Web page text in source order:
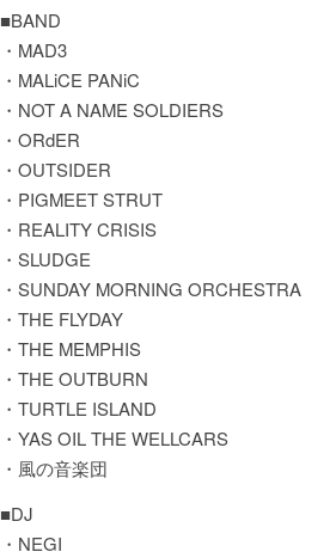
■BAND
・MAD3
・MALiCE PANiC
・NOT A NAME SOLDIERS
・ORdER
・OUTSIDER
・PIGMEET STRUT
・REALITY CRISIS
・SLUDGE
・SUNDAY MORNING ORCHESTRA
・THE FLYDAY
・THE MEMPHIS
・THE OUTBURN
・TURTLE ISLAND
・YAS OIL THE WELLCARS
・風の音楽団
■DJ
・NEGI